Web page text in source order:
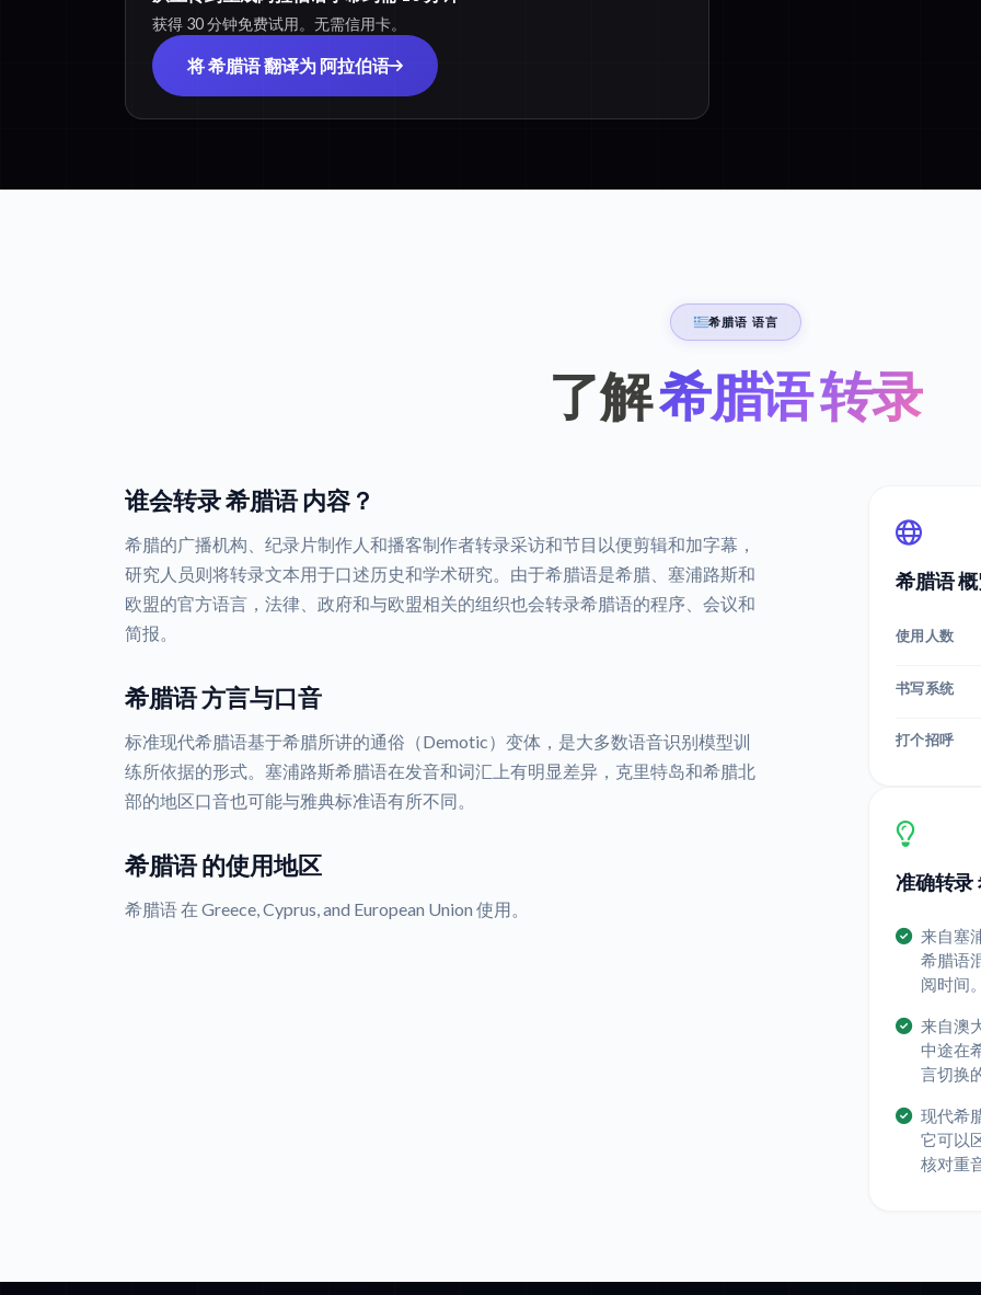
获得 30 分钟免费试用。无需信用卡。
将 希腊语 翻译为 阿拉伯语
希腊语 语言
了解希腊语 转录
谁会转录 希腊语 内容？
希腊的广播机构、纪录片制作人和播客制作者转录采访和节目以便剪辑和加字幕，
研究人员则将转录文本用于口述历史和学术研究。由于希腊语是希腊、塞浦路斯和
欧盟的官方语言，法律、政府和与欧盟相关的组织也会转录希腊语的程序、会议和
简报。
希腊语 方言与口音
标准现代希腊语基于希腊所讲的通俗（Demotic）变体，是大多数语音识别模型训
练所依据的形式。塞浦路斯希腊语在发音和词汇上有明显差异，克里特岛和希腊北
部的地区口音也可能与雅典标准语有所不同。
希腊语 的使用地区
希腊语 在 Greece, Cyprus, and European Union 使用。
希腊语
使用人数
书写系统
打个招呼
准确转录
来自塞
希腊语
阅时间
来自澳
中途在
言切换
现代希
它可以
核对重